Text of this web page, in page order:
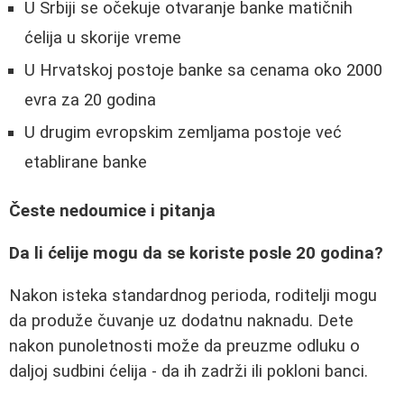
U Srbiji se očekuje otvaranje banke matičnih
ćelija u skorije vreme
U Hrvatskoj postoje banke sa cenama oko 2000
evra za 20 godina
U drugim evropskim zemljama postoje već
etablirane banke
Česte nedoumice i pitanja
Da li ćelije mogu da se koriste posle 20 godina?
Nakon isteka standardnog perioda, roditelji mogu
da produže čuvanje uz dodatnu naknadu. Dete
nakon punoletnosti može da preuzme odluku o
daljoj sudbini ćelija - da ih zadrži ili pokloni banci.